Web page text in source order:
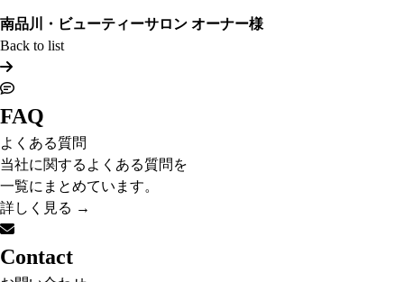
南品川・ビューティーサロン オーナー様
Back to list
FAQ
よくある質問
当社に関するよくある質問を
一覧にまとめています。
詳しく見る →
Contact